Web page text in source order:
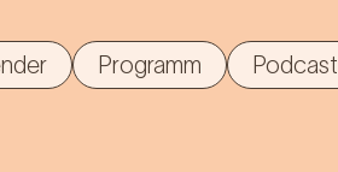
Programm Podcast